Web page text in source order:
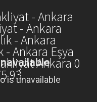
- Ankara
- Ankara
- Ankara
- Ankara Eşya
Ankara 0
93